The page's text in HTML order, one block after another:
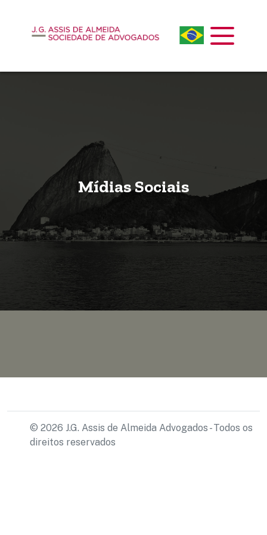
Mídias Sociais
© 2026 J.G. Assis de Almeida Advogados - Todos os
direitos reservados